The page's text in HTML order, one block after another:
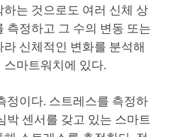
는 것으로도 여러 신체 상
측정하고 그 수의 변동 또는
신체적인 변화를 분석해
마트워치에 있다.
정이다. 스트레스를 측정하
박 센서를 갖고 있는 스마트